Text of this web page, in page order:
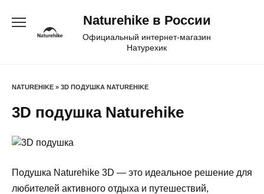
содержанию
Naturehike в России
Официальный интернет-магазин
Натурехик
NATUREHIKE » 3D ПОДУШКА NATUREHIKE
3D подушка Naturehike
Подушка Naturehike 3D — это идеальное решение для
любителей активного отдыха и путешествий,